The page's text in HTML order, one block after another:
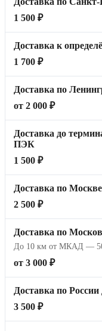
1 500 ₽
Доставка к
1 700 ₽
Доставка по
от 2 000 ₽
Доставка до
ПЭК
1 500 ₽
Доставка по Москве
2 500 ₽
Доставка по
До 10 км от МКАД —
от 3 000 ₽
Доставка по России
3 500 ₽